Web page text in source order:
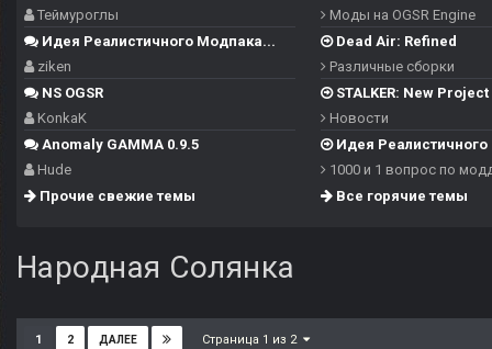
Теймуроглы
Идея Реалистичного Модпака...
ziken
NS OGSR
KonkaK
Anomaly GAMMA 0.9.5
Hude
Прочие свежие темы
Моды на OGSR Engine
Dead Air: Refined
Различные сборки
STALKER: New
Новости
Идея
1000 и 1 вопрос по
Все горячие темы
Народная Солянка
1 2 ДАЛЕЕ Страница 1 из 2